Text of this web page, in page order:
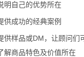
明自己的优势所在
供成功的经典案例
供样品或DM，让顾问们
解商品特色及价值所在